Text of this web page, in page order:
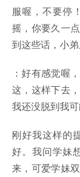
服喔，不要停
摇，你要久一
到这些话，小
：好有感觉喔
这，这样下去
我还没脱到我可
刚好我这样的
好。我问学妹
来，可爱学妹